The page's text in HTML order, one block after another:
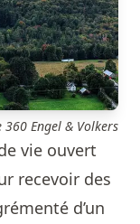
Engel & Volkers
vie ouvert
recevoir des
d’un